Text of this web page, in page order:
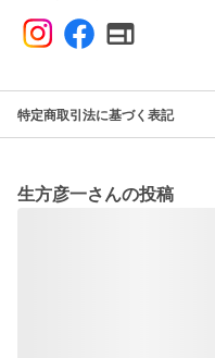
特定商取引法に基づく表記
生方彦一さんの投稿